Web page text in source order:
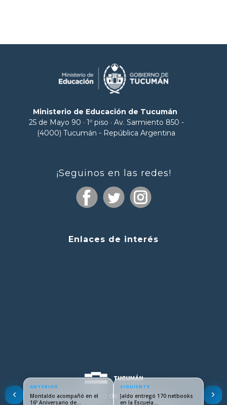
Ministerio de Educación de Tucumán
25 de Mayo 90 · 1º piso · Av. Sarmiento 850 -
(4000) Tucumán - República Argentina
¡Seguinos en las redes!
Enlaces de interés
© 2024 Ministerio de Educación de
ANTERIOR
Montaldo acompañó en el
16º Aniversario de…
SIGUIENTE
Jaldo entregó 170 netbooks
en la Escuela…